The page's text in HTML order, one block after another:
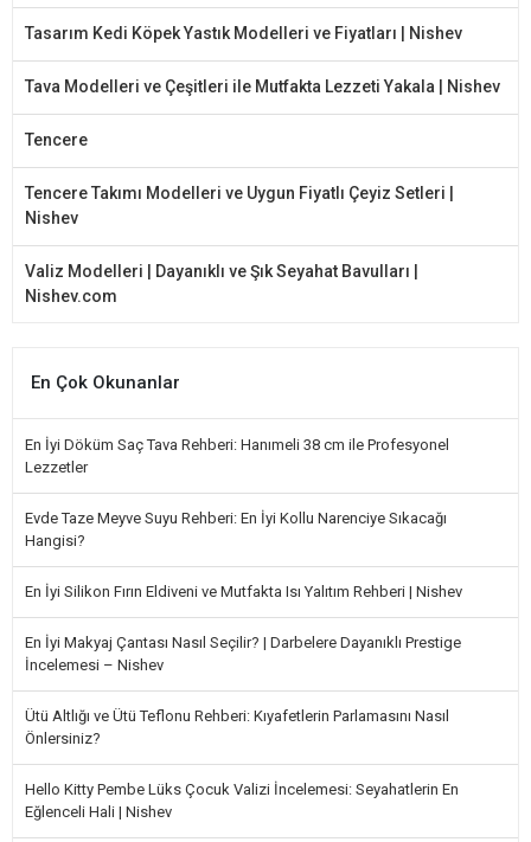
Tasarım Kedi Köpek Yastık Modelleri ve Fiyatları | Nishev
Tava Modelleri ve Çeşitleri ile Mutfakta Lezzeti Yakala | Nishev
Tencere
Tencere Takımı Modelleri ve Uygun Fiyatlı Çeyiz Setleri |
Nishev
Valiz Modelleri | Dayanıklı ve Şık Seyahat Bavulları |
Nishev.com
En Çok Okunanlar
En İyi Döküm Saç Tava Rehberi: Hanımeli 38 cm ile Profesyonel
Lezzetler
Evde Taze Meyve Suyu Rehberi: En İyi Kollu Narenciye Sıkacağı
Hangisi?
En İyi Silikon Fırın Eldiveni ve Mutfakta Isı Yalıtım Rehberi | Nishev
En İyi Makyaj Çantası Nasıl Seçilir? | Darbelere Dayanıklı Prestige
İncelemesi – Nishev
Ütü Altlığı ve Ütü Teflonu Rehberi: Kıyafetlerin Parlamasını Nasıl
Önlersiniz?
Hello Kitty Pembe Lüks Çocuk Valizi İncelemesi: Seyahatlerin En
Eğlenceli Hali | Nishev